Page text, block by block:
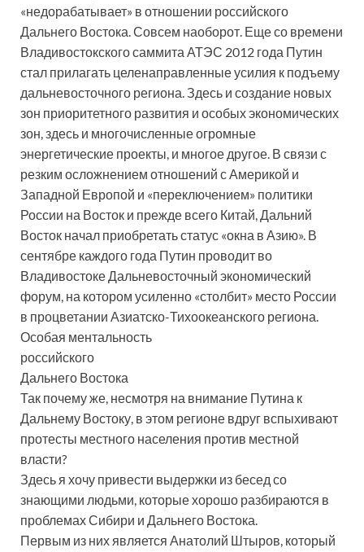
«недорабатывает» в отношении российского
Дальнего Востока. Совсем наоборот. Еще со времени
Владивостокского саммита АТЭС 2012 года Путин
стал прилагать целенаправленные усилия к подъему
дальневосточного региона. Здесь и создание новых
зон приоритетного развития и особых экономических
зон, здесь и многочисленные огромные
энергетические проекты, и многое другое. В связи с
резким осложнением отношений с Америкой и
Западной Европой и «переключением» политики
России на Восток и прежде всего Китай, Дальний
Восток начал приобретать статус «окна в Азию». В
сентябре каждого года Путин проводит во
Владивостоке Дальневосточный экономический
форум, на котором усиленно «столбит» место России
в процветании Азиатско-Тихоокеанского региона.
Особая ментальность
российского
Дальнего Востока
Так почему же, несмотря на внимание Путина к
Дальнему Востоку, в этом регионе вдруг вспыхивают
протесты местного населения против местной
власти?
Здесь я хочу привести выдержки из бесед со
знающими людьми, которые хорошо разбираются в
проблемах Сибири и Дальнего Востока.
Первым из них является Анатолий Штыров, который